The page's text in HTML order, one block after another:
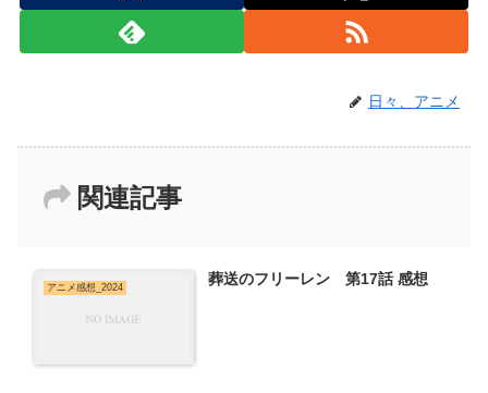
日々、アニメ
関連記事
アニメ感想_2024 葬送のフリーレン 第17話 感想